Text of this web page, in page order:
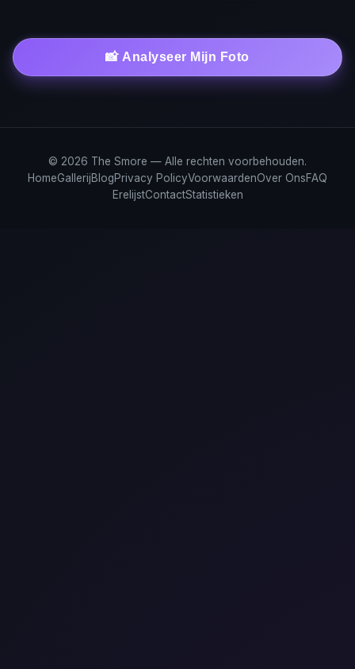
📸 Analyseer Mijn Foto
© 2026 The Smore — Alle rechten voorbehouden.
HomeGallerijBlogPrivacy PolicyVoorwaardenOver OnsFAQ
ErelijstContactStatistieken